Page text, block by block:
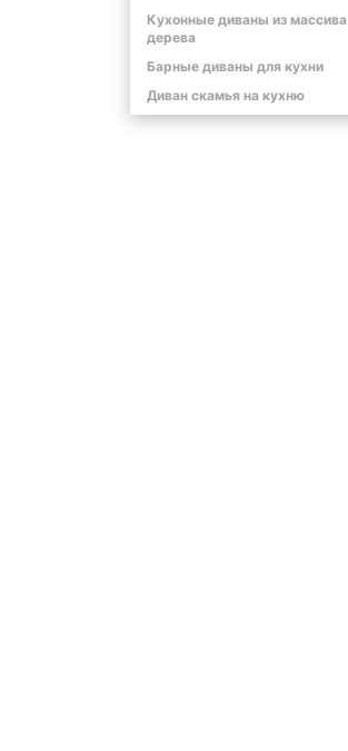
Кухонные диваны из массива
дерева
Барные диваны для кухни
Диван скамья на кухню